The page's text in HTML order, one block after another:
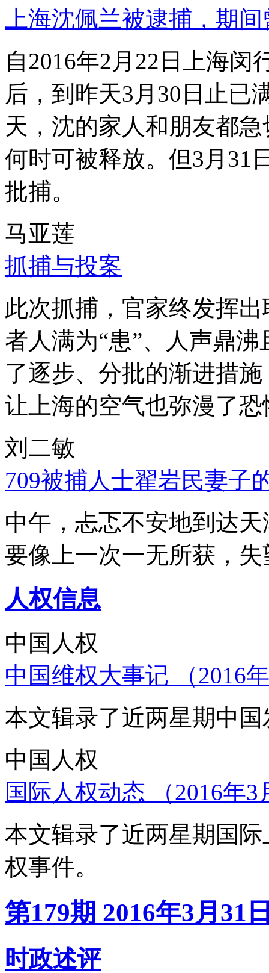
上海沈佩兰被逮捕，期
自2016年2月22日上海
后，到昨天3月30日止已
天，沈的家人和朋友都
何时可被释放。但3月31
批捕。
马亚莲
抓捕与投案
此次抓捕，官家终发挥
者人满为“患”、人声鼎
了逐步、分批的渐进措
让上海的空气也弥漫了
刘二敏
709被捕人士翟岩民妻子
中午，忐忑不安地到达
要像上一次一无所获，
人权信息
中国人权
中国维权大事记 （2016
本文辑录了近两星期中
中国人权
国际人权动态 （2016年
本文辑录了近两星期国
权事件。
第179期 2016年3月31
时政述评